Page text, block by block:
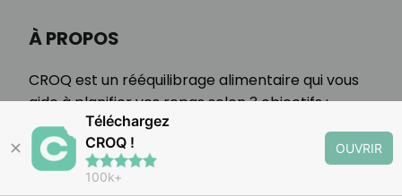
À PROPOS
CROQ est un rééquilibrage alimentaire qui vous
aide à planifier vos repas selon 3 objectifs :
minceur, maladie chronique, étapes de vie.
✕
Téléchargez
CROQ !
100k+
OUVRIR